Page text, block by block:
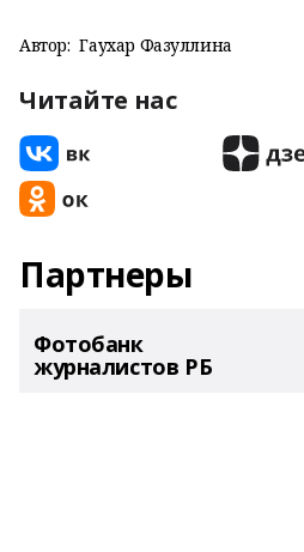
Автор: Гаухар Фазуллина
Читайте нас
Партнеры
Фотобанк
журналистов РБ